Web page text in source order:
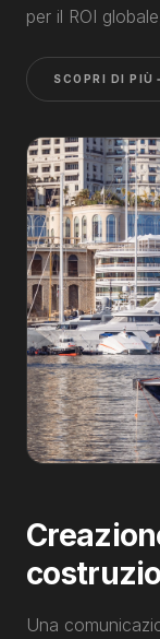
per il ROI
SCOPRI DI PIÙ
Una